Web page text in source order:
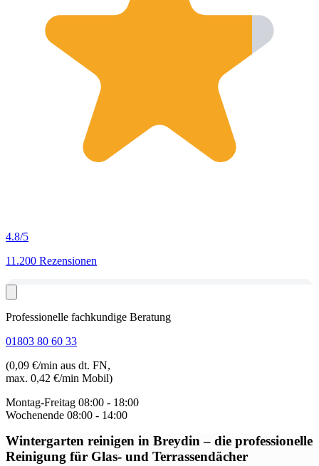
4.8/5
11.200 Rezensionen
Professionelle fachkundige Beratung
01803 80 60 33
(0,09 €/min aus dt. FN,
max. 0,42 €/min Mobil)
Montag-Freitag 08:00 - 18:00
Wochenende 08:00 - 14:00
Wintergarten reinigen in Breydin– die professionelle
Reinigung für Glas- und Terrassendächer